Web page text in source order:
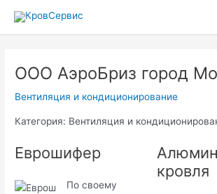
содержимому
ООО АэроБриз город
Вентиляция и кондиционирование
Категория: Вентиляция и
Еврошифер
По своему
кровля